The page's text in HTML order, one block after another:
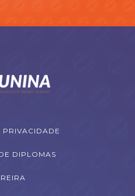
PRIVACIDADE
DIPLOMAS